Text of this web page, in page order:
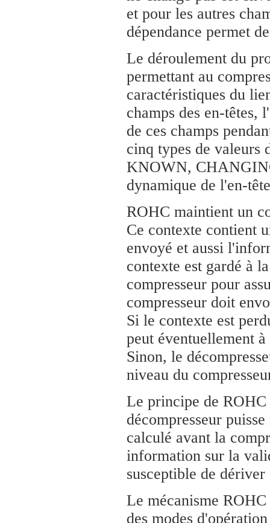
et pour les autres
dépendance permet
Le déroulement du
permettant au
caractéristiques du
champs des en-têtes,
de ces champs
cinq types de
KNOWN,
dynamique de l'en-
ROHC maintient un
Ce contexte contient
envoyé et aussi
contexte est gardé à
compresseur pour
compresseur doit
Si le contexte est
peut éventuellement
Sinon, le
niveau du
Le principe de
décompresseur
calculé avant la
information sur la
susceptible de
Le mécanisme
des modes